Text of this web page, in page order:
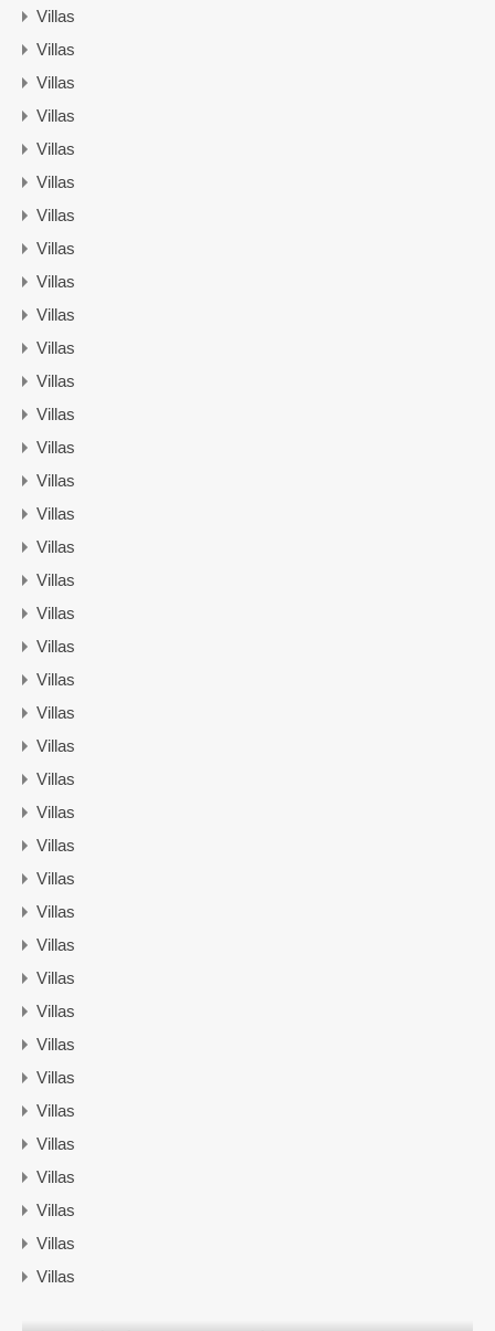
Villas
Villas
Villas
Villas
Villas
Villas
Villas
Villas
Villas
Villas
Villas
Villas
Villas
Villas
Villas
Villas
Villas
Villas
Villas
Villas
Villas
Villas
Villas
Villas
Villas
Villas
Villas
Villas
Villas
Villas
Villas
Villas
Villas
Villas
Villas
Villas
Villas
Villas
Villas